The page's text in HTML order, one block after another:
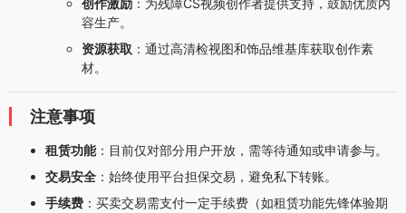
创作激励 ：为残障CS视频创作者提供支持，鼓励优质内
容生产。
资源获取 ：通过高清检视图和饰品维基库获取创作素
材。
注意事项
租赁功能：目前仅对部分用户开放，需等待通知或申请参与。
交易安全 ：始终使用平台担保交易，避免私下转账。
手续费 ：买卖交易需支付一定手续费（如租赁功能先锋体验期